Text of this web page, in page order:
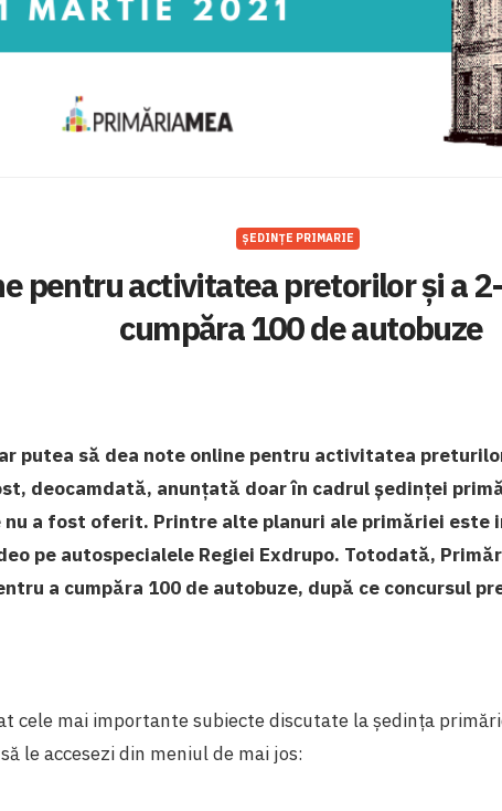
ȘEDINȚE PRIMARIE
pentru activitatea pretorilor și a
cumpăra 100 de autobuze
putea să dea note online pentru activitatea
deocamdată, anunțată doar în cadrul ședinței
nu a fost oferit. Printre alte planuri ale primăriei este
pe autospecialele Regiei Exdrupo. Totodată,
a cumpăra 100 de autobuze, după ce concursul
cele mai importante subiecte discutate la ședința
le accesezi din meniul de mai jos: